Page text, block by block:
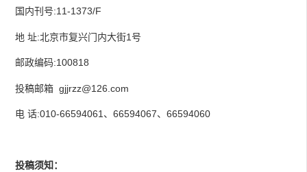
国内刊号:11-1373/F
地 址:北京市复兴门内大街1号
邮政编码:100818
投稿邮箱 gjjrzz@126.com
电 话:010-66594061、66594067、66594060
投稿须知：